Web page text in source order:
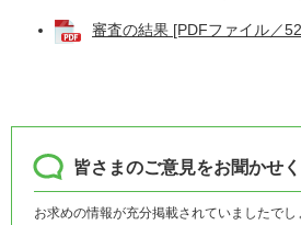
審査の結果 [PDFファイル／
皆さまのご意見をお聞かせ
お求めの情報が充分掲載されていましたでし